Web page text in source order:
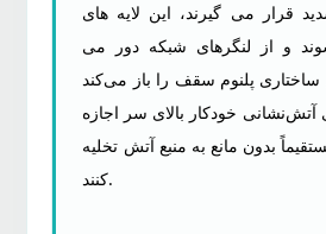
قرار می گیرند، این لایه های
و از لنگرهای شبکه دور می
ساختاری پلنوم سقف را باز می‌کند
آتش‌نشانی خودکار بالای سر اجازه
بدون مانع به منبع آتش تخلیه
کنند.